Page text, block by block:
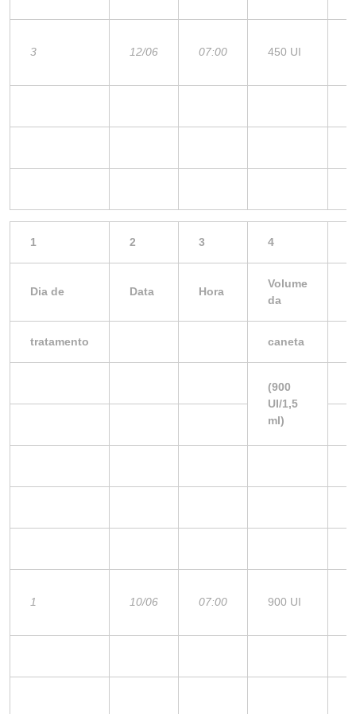
3 12/06 07:00 450 UI
1 2 3 4
Dia de Data Hora
Volume
da
tratamento caneta
(900
UI/1,5
ml)
1 10/06 07:00 900 UI